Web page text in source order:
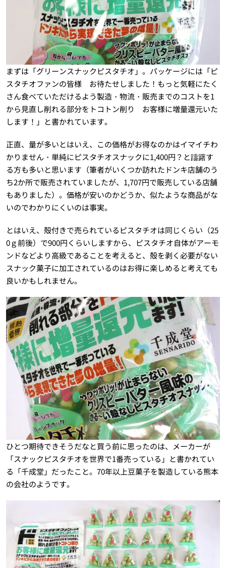
まずは「グリーンスナックピスタチオ」。パッケージには「ピ
スタチオファンの皆様 お待たせしました！もっと気軽にたく
さん食べていただけるよう製造・物流・販売までのコストを1
から見直し削れる部分をトコトン削り お客様に増量還元いた
します！」と書かれています。
正直、量が多いとはいえ、この価格がお得なのかはイマイチわ
かりません・単純にピスタチオスナックに1,400円？と躊躇す
る方も多いと思います（筆者がいくつか訪れたドンキ店舗のう
ち2か所で販売されていましたが、1,707円で販売している店舗
もありました）。価格が安いのかどうか、似たような商品がな
いのでわかりにくいのは事実。
とはいえ、殻付きで売られているピスタチオは同じくらい（25
0ｇ前後）で900円くらいしますから、ピスタチオ自体がアーモ
ンドなどより高級であることを考えると、殻を剥く必要がない
スナック菓子に加工されているのはお得に楽しめると考えても
良いかもしれません。
ひとつ期待できそうだなと買う前に思ったのは、メーカーが
「スナックピスタチオを世界で1番売っている」と書かれてい
る「千成堂」だったこと。70年以上豆菓子を製造している熊本
の会社のようです。